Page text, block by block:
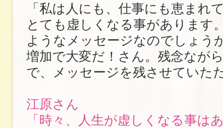
「私は人にも、仕事にも恵まれ
とても虚しくなる事があります
ようなメッセージなのでしょう
増加で大変だ！さん。残念なが
で、メッセージを残させていた
江原さん
「時々、人生が虚しくなる事は